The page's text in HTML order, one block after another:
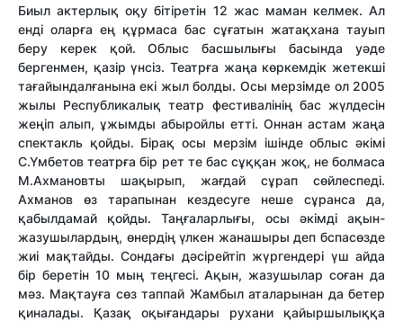
Биыл актерлық оқу бітіретін 12 жас маман келмек. Ал
енді оларға ең құрмаса бас сұғатын жатақхана тауып
беру керек қой. Облыс басшылығы басында уәде
бергенмен, қазір үнсіз. Театрға жаңа көркемдік жетекші
тағайындалғанына екі жыл болды. Осы мерзімде ол 2005
жылы Республикалық театр фестивалінің бас жүлдесін
жеңіп алып, ұжымды абыройлы етті. Оннан астам жаңа
спектакль қойды. Бірақ осы мерзім ішінде облыс әкімі
С.Үмбетов театрға бір рет те бас сұққан жоқ, не болмаса
М.Ахмановты шақырып, жағдай сұрап сөйлеспеді.
Ахманов өз тарапынан кездесуге неше сұранса да,
қабылдамай қойды. Таңғаларлығы, осы әкімді ақын-
жазушылардың, өнердің үлкен жанашыры деп бспасөзде
жиі мақтайды. Сондағы дәсірейтіп жүргендері үш айда
бір беретін 10 мың теңгесі. Ақын, жазушылар соған да
мәз. Мақтауға сөз таппай Жамбыл аталарынан да бетер
қиналады. Қазақ оқығандары рухани қайыршылыққа